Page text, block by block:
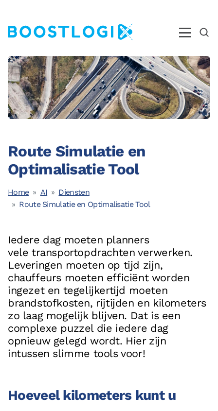
Operations
AI
Business Intelligence
Opleidingen
Nieuws
Over ons
Ons Team
Referenties
Partners
Contact
Neem contact op met ons
+31 (0)85 070 5395
info@boostlogix.com
facebook
Route Simulatie en
Optimalisatie Tool
Home AI
Diensten
Route Simulatie en Optimalisatie Tool
Iedere dag moeten planners
vele transportopdrachten verwerken.
Leveringen moeten op tijd zijn,
chauffeurs moeten efficiënt worden
ingezet en tegelijkertijd moeten
brandstofkosten, rijtijden en kilometers
zo laag mogelijk blijven. Dat is een
complexe puzzel die iedere dag
opnieuw gelegd wordt. Hier zijn
intussen slimme tools voor!
Hoeveel kilometers kunt u